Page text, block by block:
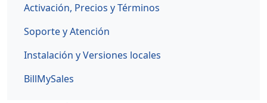
Activación, Precios y Términos
Soporte y Atención
Instalación y Versiones locales
BillMySales